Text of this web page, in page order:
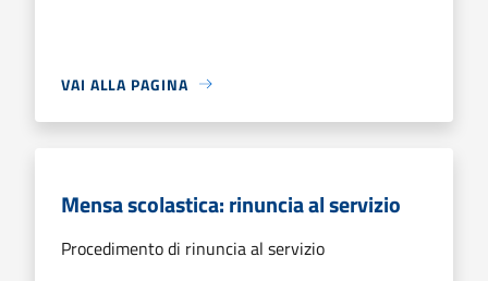
VAI ALLA PAGINA
Mensa scolastica: rinuncia al servizio
Procedimento di rinuncia al servizio